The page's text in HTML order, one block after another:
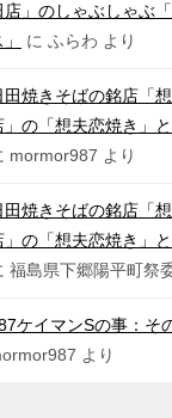
店」のしゃぶしゃぶ
に ふらわ より
田焼きそばの銘店「
」の「想夫恋焼き」と
mormor987 より
田焼きそばの銘店「
」の「想夫恋焼き」と
福島県下郷陽平町祭
ケイマンSの事：そ
より